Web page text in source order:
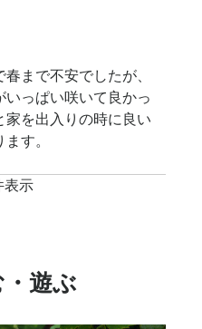
まで不安でしたが、
っぱい咲いて良かっ
家を出入りの時に良い
す。
表示
遊ぶ